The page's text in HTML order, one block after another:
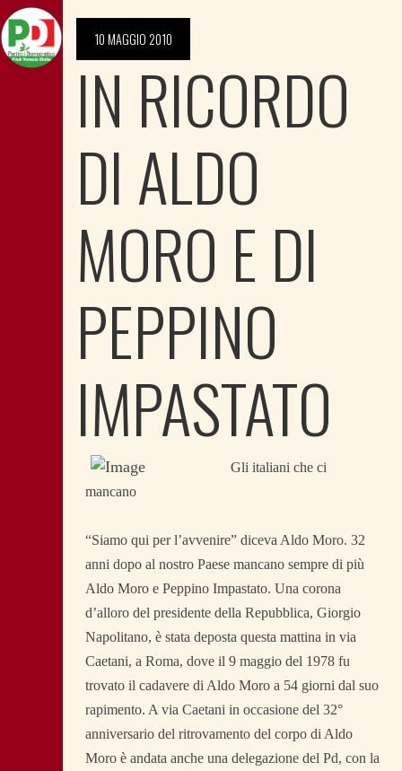
10 MAGGIO 2010
IN RICORDO
DI ALDO
MORO E DI
PEPPINO
IMPASTATO
Gli italiani che ci
mancano
“Siamo qui per l’avvenire” diceva Aldo Moro. 32
anni dopo al nostro Paese mancano sempre di più
Aldo Moro e Peppino Impastato. Una corona
d’alloro del presidente della Repubblica, Giorgio
Napolitano, è stata deposta questa mattina in via
Caetani, a Roma, dove il 9 maggio del 1978 fu
trovato il cadavere di Aldo Moro a 54 giorni dal suo
rapimento. A via Caetani in occasione del 32°
anniversario del ritrovamento del corpo di Aldo
Moro è andata anche una delegazione del Pd, con la